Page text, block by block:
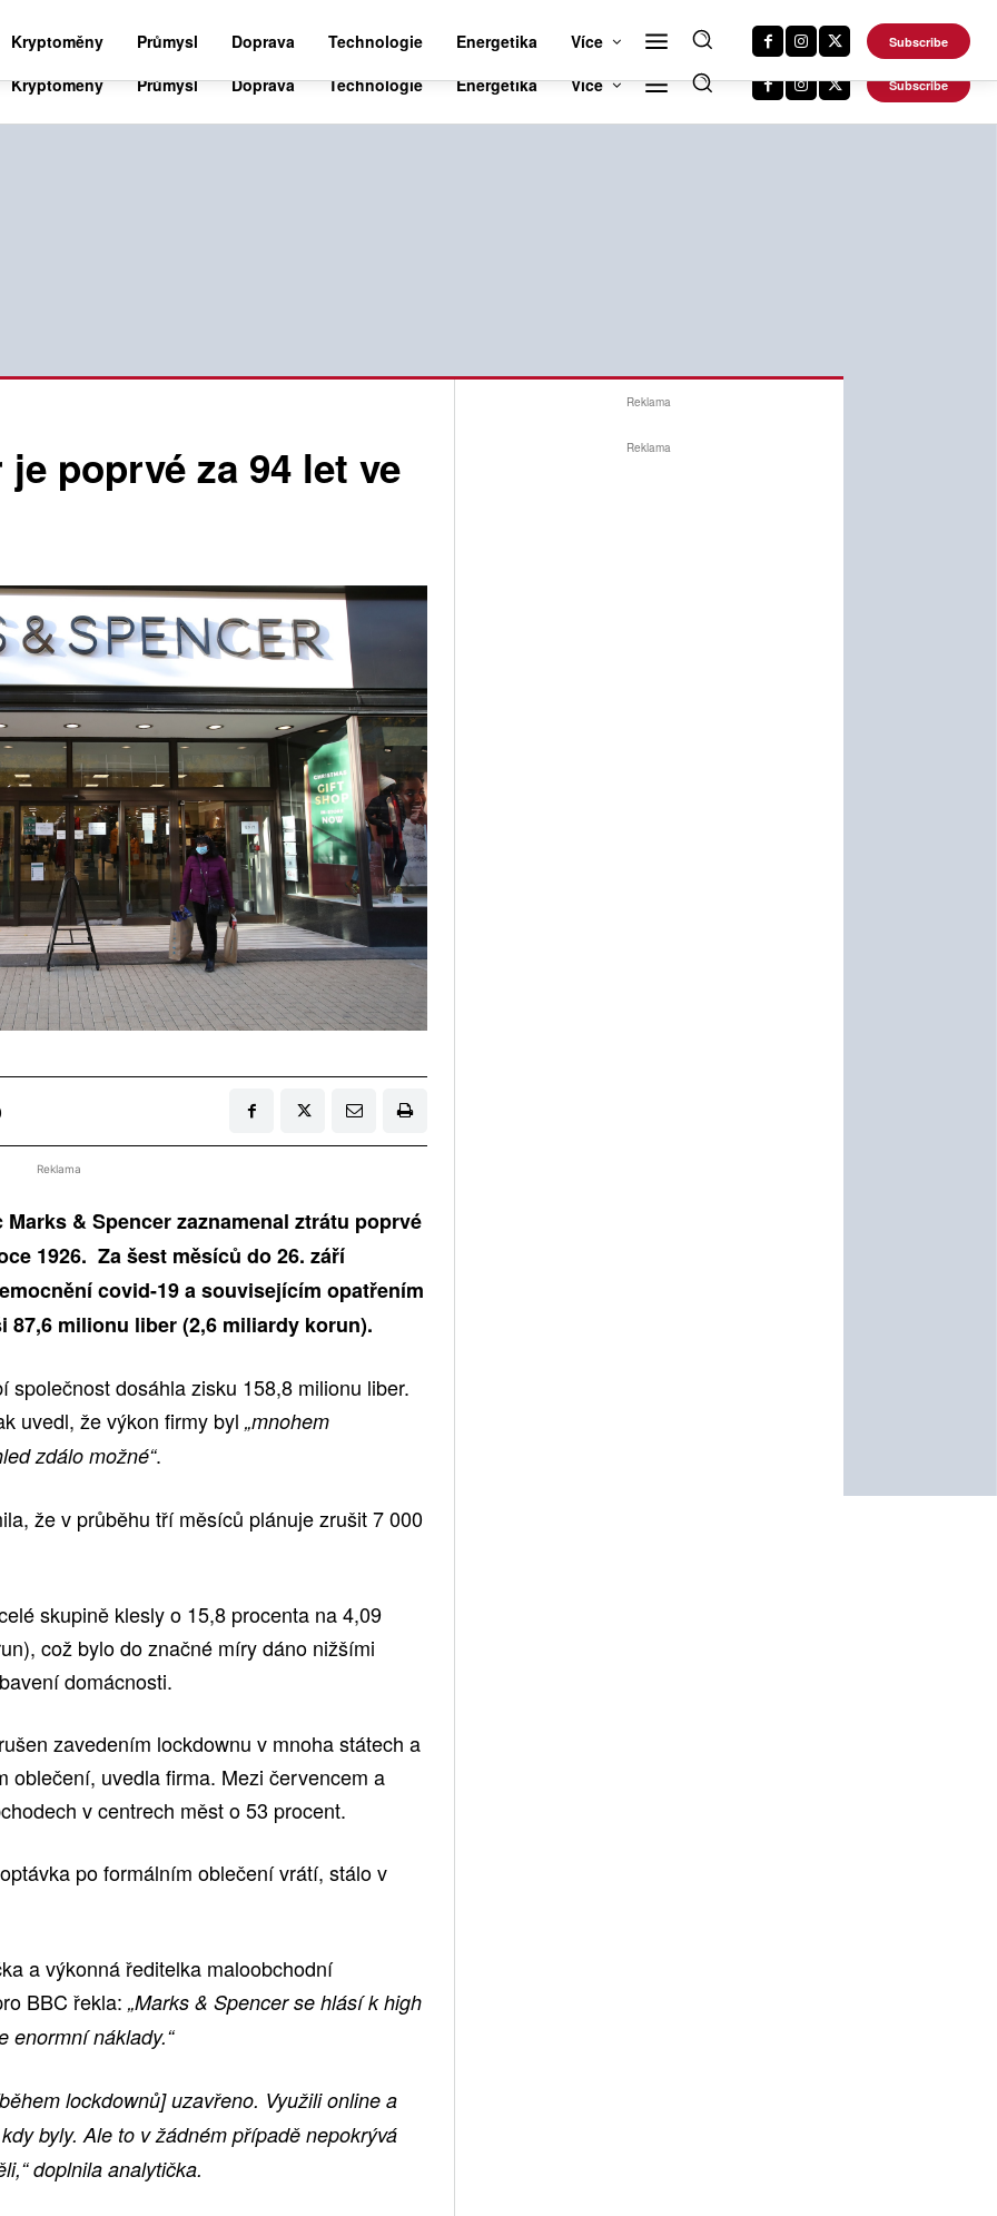
DALŠÍ WEBY
Kryptoměny Průmysl Doprava Technologie Energetika Více Subscribe
poprvé za 94 let ve
Reklama
& Spencer zaznamenal ztrátu poprvé
1926. Za šest měsíců do 26. září
covid-19 a souvisejícím opatřením
87,6 milionu liber (2,6 miliardy korun).
společnost dosáhla zisku 158,8 milionu liber.
uvedl, že výkon firmy byl „mnohem
zdálo možné“.
že v průběhu tří měsíců plánuje zrušit 7 000
skupině klesly o 15,8 procenta na 4,09
což bylo do značné míry dáno nižšími
domácnosti.
zavedením lockdownu v mnoha státech a
oblečení, uvedla firma. Mezi červencem a
v centrech měst o 53 procent.
po formálním oblečení vrátí, stálo v
a výkonná ředitelka maloobchodní
BBC řekla: „Marks & Spencer se hlásí k high
enormní náklady.“
lockdownů] uzavřeno. Využili online a
byly. Ale to v žádném případě nepokrývá
doplnila analytička.
Reklama
Reklama